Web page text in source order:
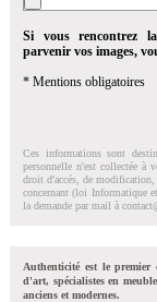
Si vous rencontrez
parvenir vos images,
* Mentions obligatoires
Ces informations sont
personnelle n'est collectée à
droit d'accés, de modification,
concernant (loi Informatique
la demande par mail à
Authenticité est le premier
d'art, spécialistes en
anciens et modernes.